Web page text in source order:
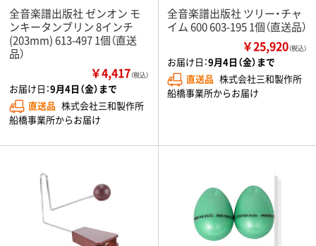
全音楽譜出版社 ゼンオン モ
ンキータンブリン 8インチ
(203mm) 613-497 1個（直送
品）
￥4,417（税込）
お届け日：9月4日（金）まで
直送品 株式会社三和製作所
船橋事業所からお届け
全音楽譜出版社 ツリー・チャ
イム 600 603-195 1個（直送品）
￥25,920（税込）
お届け日：9月4日（金）まで
直送品 株式会社三和製作所
船橋事業所からお届け